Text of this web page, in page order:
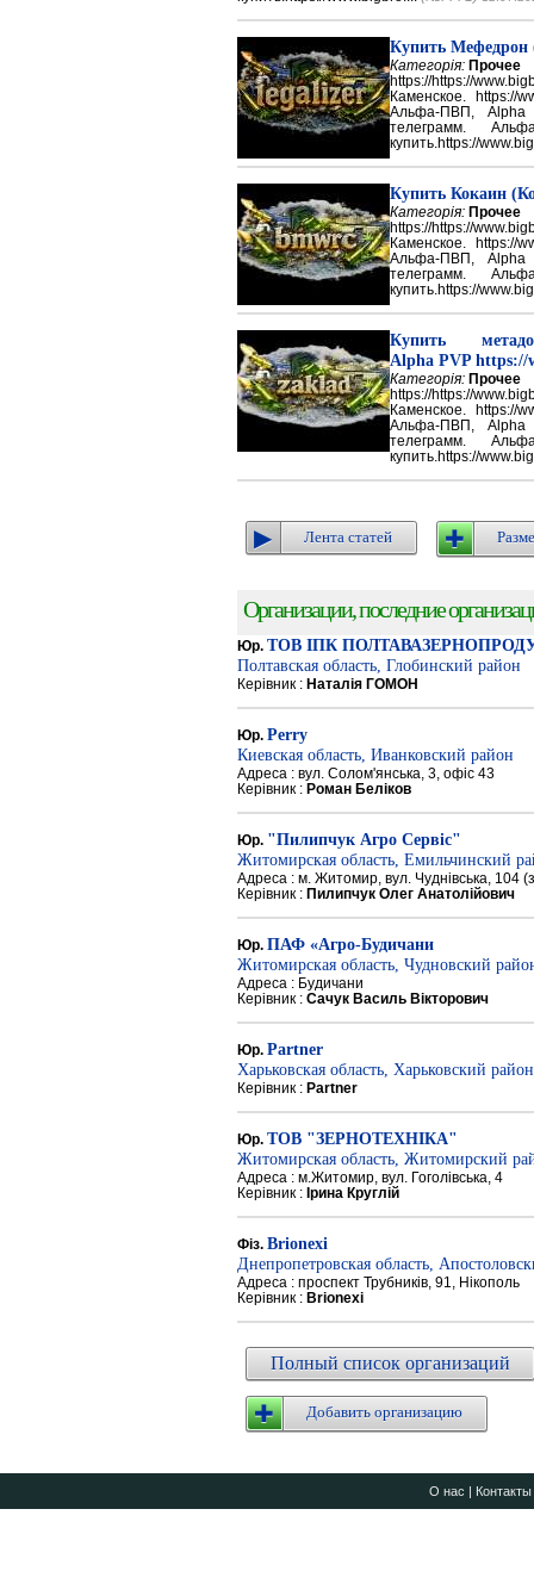
Купить
Категорія: Прочее
https://https://
Каменское. https://
Альфа-ПВП, Alpha
телеграмм.
купить.https://
Купить Кокаин
Категорія: Прочее
https://https://
Каменское. https://
Альфа-ПВП, Alpha
телеграмм.
купить.https://
Купить
Alpha PVP https://
Категорія: Прочее
https://https://
Каменское. https://
Альфа-ПВП, Alpha
телеграмм.
купить.https://
Лента статей
Организации, последние
Юр. ТОВ ІПК
Полтавская область, Глобинский район
Керівник : Наталія ГОМОН
Юр. Perry
Киевская область, Иванковский район
Адреса : вул. Солом'янська, 3, офіс 43
Керівник : Роман Беліков
Юр. "Пилипчук Агро Сервіс"
Житомирская область, Емильчинский
Адреса : м. Житомир, вул. Чуднівська, 104
Керівник : Пилипчук Олег Анатолійович
Юр. ПАФ «Агро-Будичани
Житомирская область, Чудновский
Адреса : Будичани
Керівник : Сачук Василь Вікторович
Юр. Partner
Харьковская область, Харьковский район
Керівник : Partner
Юр. ТОВ "ЗЕРНОТЕХНІКА"
Житомирская область, Житомирский
Адреса : м.Житомир, вул. Гоголівська, 4
Керівник : Ірина Круглій
Фіз. Brionexi
Днепропетровская область,
Адреса : проспект Трубників, 91, Нікополь
Керівник : Brionexi
Полный список организаций
Добавить организацию
О нас | Контакты